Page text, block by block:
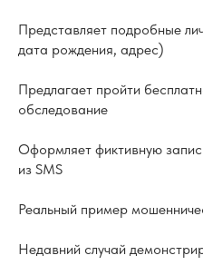
Представляет подробные
дата рождения, адрес)
Предлагает пройти
обследование
Оформляет фиктивную
из SMS
Реальный пример
Недавний случай